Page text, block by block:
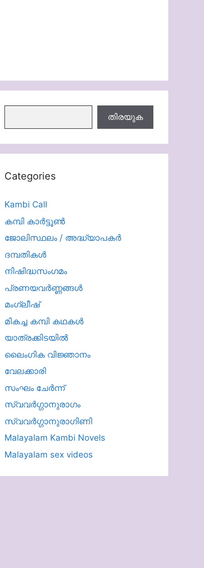
തിരയുക
Categories
Kambi Call
കമ്പി കാർട്ടൂൺ
ജോലിസ്ഥലം / അദ്ധ്യാപകർ
ദമ്പതികള്‍
നിഷിദ്ധസംഗമം
പ്രണയവർണ്ണങ്ങൾ
മംഗ്ലീഷ്
മികച്ച കമ്പി കഥകൾ
യാത്രക്കിടയില്‍
ലൈംഗിക വിജ്ഞാനം
വേലക്കാരി
സംഘം ചേർന്ന്
സ്വവർഗ്ഗാനുരാഗം
സ്വവർഗ്ഗാനുരാഗിണി
Malayalam Kambi Novels
Malayalam sex videos